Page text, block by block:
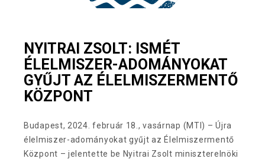
NYITRAI ZSOLT: ISMÉT
ÉLELMISZER-ADOMÁNYOKAT
GYŰJT AZ ÉLELMISZERMENTŐ
KÖZPONT
Budapest, 2024. február 18., vasárnap (MTI) – Újra
élelmiszer-adományokat gyűjt az Élelmiszermentő
Központ – jelentette be Nyitrai Zsolt miniszterelnöki